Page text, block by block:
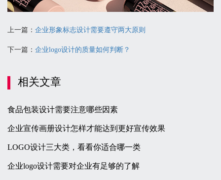
上一篇： 企业形象标志设计需要遵守两大原则
下一篇： 企业logo设计的质量如何判断？
相关文章
食品包装设计需要注意哪些因素
企业宣传画册设计怎样才能达到更好宣传效果
LOGO设计三大类，看看你适合哪一类
企业logo设计需要对企业有足够的了解